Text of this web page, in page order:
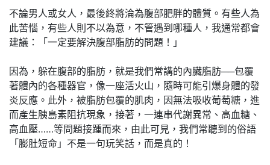
不論男人或女人，最後終將淪為腹部肥胖的體質。有些人為
此苦惱，有些人則不以為意，不管遇到哪種人，我通常都會
建議：「一定要解決腹部脂肪的問題！」
因為，躲在腹部的脂肪，就是我們常講的內臟脂肪──包覆
著體內的各種器官，像一座活火山，隨時可能引爆身體的發
炎反應。此外，被脂肪包覆的肌肉，因無法吸收葡萄糖，進
而產生胰島素阻抗現象，接著，一連串代謝異常、高血糖、
高血壓……等問題接踵而來，由此可見，我們常聽到的俗語
「膨肚短命」不是一句玩笑話，而是真的！